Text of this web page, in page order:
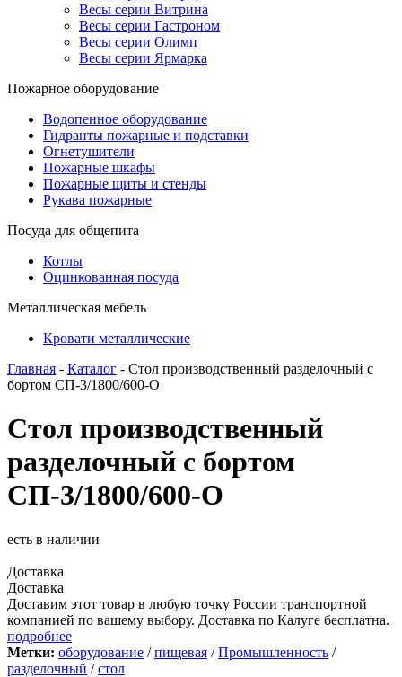
Весы серии Витрина
Весы серии Гастроном
Весы серии Олимп
Весы серии Ярмарка
Пожарное оборудование
Водопенное оборудование
Гидранты пожарные и подставки
Огнетушители
Пожарные шкафы
Пожарные щиты и стенды
Рукава пожарные
Посуда для общепита
Котлы
Оцинкованная посуда
Металлическая мебель
Кровати металлические
Главная - Каталог - Стол производственный разделочный с
бортом СП-3/1800/600-О
Стол производственный
разделочный с бортом
СП-3/1800/600-О
есть в наличии
Доставка
Доставка
Доставим этот товар в любую точку России транспортной
компанией по вашему выбору. Доставка по Калуге бесплатна.
подробнее
Метки: оборудование /пищевая /Промышленность /
разделочный /стол